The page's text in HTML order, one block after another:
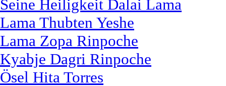
Seine Heiligkeit Dalai Lama
Lama Thubten Yeshe
Lama Zopa Rinpoche
Kyabje Dagri Rinpoche
Ösel Hita Torres